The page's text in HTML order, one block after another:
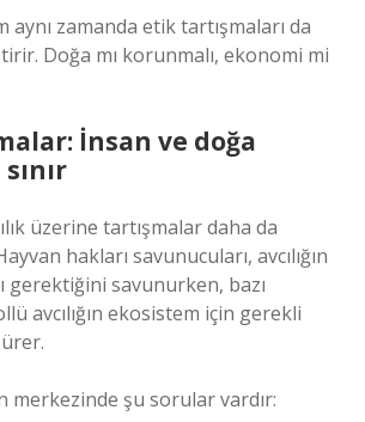
aynı zamanda etik tartışmaları da
Doğa mı korunmalı, ekonomi mi
İnsan ve doğa
üzerine tartışmalar daha da
hakları savunucuları, avcılığın
gerektiğini savunurken, bazı
avcılığın ekosistem için gerekli
merkezinde şu sorular vardır: